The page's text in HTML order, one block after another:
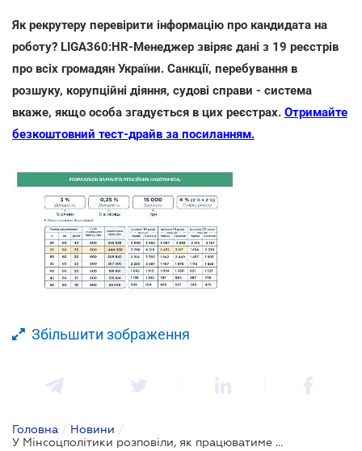
Як рекрутеру перевірити інформацію про кандидата на
роботу? LIGA360:HR-Менеджер звіряє дані з 19 реєстрів
про всіх громадян України. Санкції, перебування в
розшуку, корупційні діяння, судові справи - система
вкаже, якщо особа згадується в цих реєстрах. Отримайте
безкоштовний тест-драйв за посиланням.
Збільшити зображення
Головна / Новини /
У Мінсоцполітики розповіли, як працюватиме система обов’язкового пенсійного накопичення